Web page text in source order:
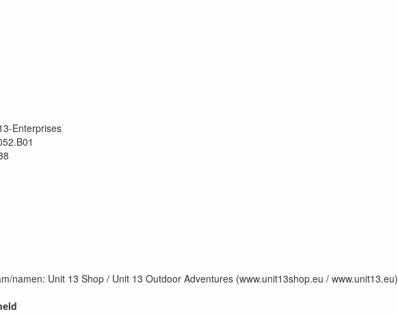
Enterprises
namen: Unit 13 Shop / Unit 13 Outdoor Adventures (www.unit13shop.eu / www.unit13.eu)